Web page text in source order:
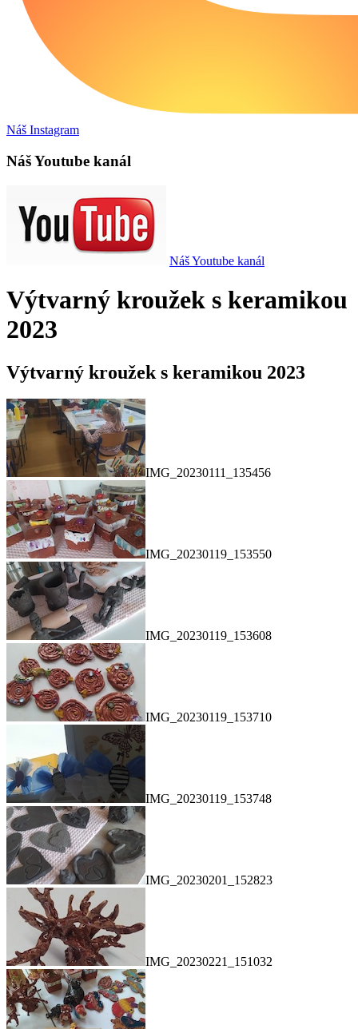
Náš Instagram
Náš Youtube kanál
Náš Youtube kanál
Výtvarný kroužek s keramikou
2023
Výtvarný kroužek s keramikou 2023
IMG_20230111_135456
IMG_20230119_153550
IMG_20230119_153608
IMG_20230119_153710
IMG_20230119_153748
IMG_20230201_152823
IMG_20230221_151032